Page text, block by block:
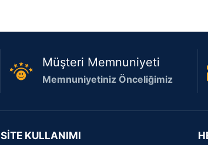
Müşteri Memnuniyeti
Memnuniyetiniz Önceliğimiz
SİTE KULLANIMI